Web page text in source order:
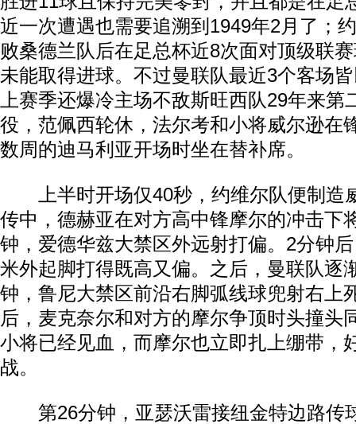
近一次遭遇也需要追溯到1949年2月了；
败桑德兰队后在足总杯近8次面对顶级联
未能取得进球。不过曼联队最近3个客场
上赛季还爆冷主场不敌斯旺西队29年来第
役，范佩西轮休，法尔考和小将威尔逊在
数周的迪马利亚开场时坐在替补席。
上半时开场仅40秒，约维尔队便制造
传中，德赫亚在对方高中锋摩尔的冲击下
钟，爱德华兹大禁区外远射打偏。2分钟
米外起脚打得既高又偏。之后，曼联队逐
钟，鲁尼大禁区前沿右脚弧线球兜射右上
后，麦克奈尔和对方的摩尔争顶时头撞头
小将已经见血，而摩尔也立即扎上绷带，
战。
第26分钟，亚瑟沃雷接纽金特边路传